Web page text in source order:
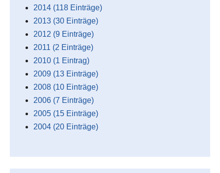
2014 (118 Einträge)
2013 (30 Einträge)
2012 (9 Einträge)
2011 (2 Einträge)
2010 (1 Eintrag)
2009 (13 Einträge)
2008 (10 Einträge)
2006 (7 Einträge)
2005 (15 Einträge)
2004 (20 Einträge)